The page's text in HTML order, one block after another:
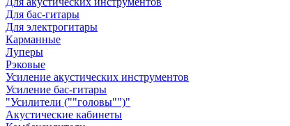
Для бас-гитары
Для электрогитары
Карманные
Луперы
Рэковые
Усиление акустических инструментов
Усиление бас-гитары
"Усилители (""головы"")"
Акустические кабинеты